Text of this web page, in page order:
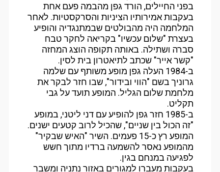
בפני החיילים, הורד גפן מהבמה פעם אחת
בעקבות אמירותיו הציניות והסרקסטיות. לאחר
המלחמה היה מהבולטים שבמתנגדיה והופיע
בעצרת "שלום עכשיו" בקריאה לחקר טבח
סברה ושתילה. באותה תקופה הוצג המחזה
"קשר אייר" שכתב לתיאטרון בית לסין.
ב-1984 העלה גפן מופע משותף עם שלמה
גרוניך בשם "הווי ובידור", שבו חזר לבקר את
מלחמת שלום הגליל. המופע תועד על גבי
תקליט.
ב-1985 חזר גפן להופיע עם דני ליטני, במופע
"זה הכול בין שניים", שהכיל לרוב קטעים ישנים.
המופע רץ כ-15 פעמים. השיר "האיש שבקיר"
מהמופע נאסר להשמעה ברדיו מתוך חשש
לפגיעה במנחם בגין.
בעקבות מעברו למגורים באזור נתניה ומשבר